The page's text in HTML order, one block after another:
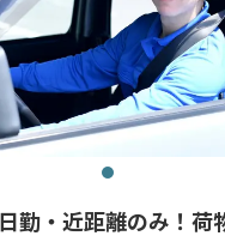
勤・近距離のみ！荷